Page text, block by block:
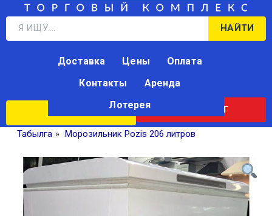
НАЙТИ
КАТАЛОГ
Доставка Цены
Оплата
Контакты
Аренда
Лотерея
Табылга » Морозильник Pozis 206 литров